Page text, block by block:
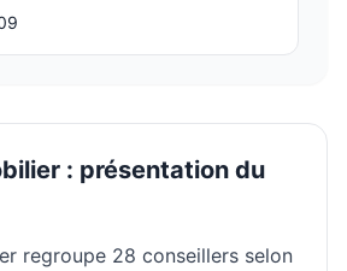
: présentation du
regroupe 28 conseillers selon